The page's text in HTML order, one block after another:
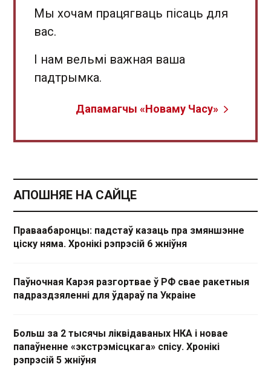
Мы хочам працягваць пісаць для
вас.
І нам вельмі важная ваша
падтрымка.
Дапамагчы «Новаму Часу»
АПОШНЯЕ НА САЙЦЕ
Праваабаронцы: падстаў казаць пра змяншэнне
ціску няма. Хронікі рэпрэсій 6 жніўня
Паўночная Карэя разгортвае ў РФ свае ракетныя
падраздзяленні для ўдараў па Украіне
Больш за 2 тысячы ліквідаваных НКА і новае
папаўненне «экстрэмісцкага» спісу. Хронікі
рэпрэсій 5 жніўня